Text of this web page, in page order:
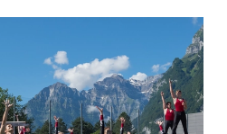
eine Übersicht